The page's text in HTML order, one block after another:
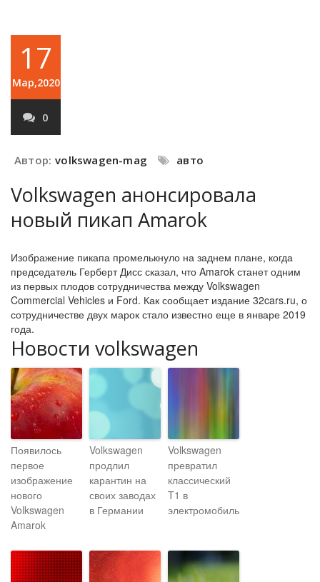
17
Мар,2020
0
Автор: volkswagen-mag авто
Volkswagen анонсировала
новый пикап Amarok
Изображение пикапа промелькнуло на заднем плане, когда
председатель Герберт Дисс сказал, что Amarok станет одним
из первых плодов сотрудничества между Volkswagen
Commercial Vehicles и Ford. Как сообщает издание 32cars.ru, о
сотрудничестве двух марок стало известно еще в январе 2019
года.
Новости volkswagen
Появилось
первое
изображение
нового
Volkswagen
Amarok
Volkswagen
продлил
карантин на
своих заводах
в Германии
Volkswagen
превратил
классический
T1 в
электромобиль